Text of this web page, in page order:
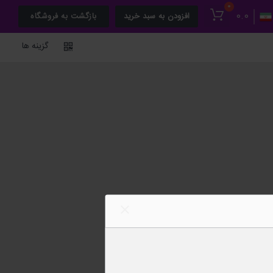
0.0
0
افزودن به سبد خرید بازگشت به فروشگاه
گزینه ها